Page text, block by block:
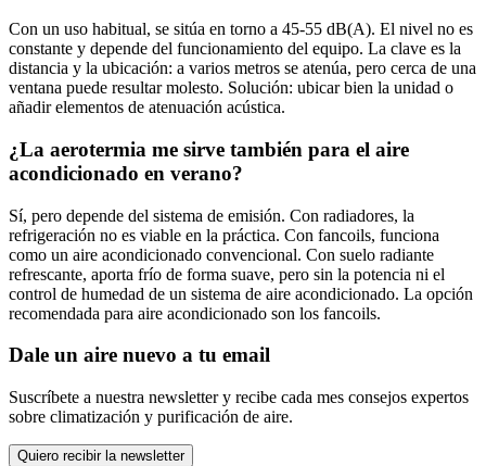
Con un uso habitual, se sitúa en torno a 45-55 dB(A). El nivel no es
constante y depende del funcionamiento del equipo. La clave es la
distancia y la ubicación: a varios metros se atenúa, pero cerca de una
ventana puede resultar molesto. Solución: ubicar bien la unidad o
añadir elementos de atenuación acústica.
¿La aerotermia me sirve también para el aire
acondicionado en verano?
Sí, pero depende del sistema de emisión. Con radiadores, la
refrigeración no es viable en la práctica. Con fancoils, funciona
como un aire acondicionado convencional. Con suelo radiante
refrescante, aporta frío de forma suave, pero sin la potencia ni el
control de humedad de un sistema de aire acondicionado. La opción
recomendada para aire acondicionado son los fancoils.
Dale un aire nuevo a tu email
Suscríbete a nuestra newsletter y recibe cada mes consejos expertos
sobre climatización y purificación de aire.
Quiero recibir la newsletter